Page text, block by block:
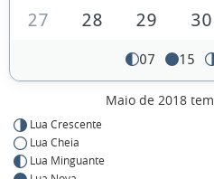
27
28 29 30
07 15
Maio de 2018 tem
Lua Crescente
Lua Cheia
Lua Minguante